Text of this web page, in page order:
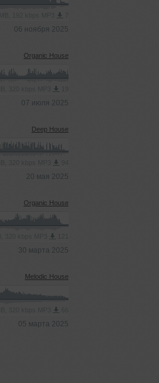
06 ноября 2025
Organic House
07 июля 2025
Deep House
20 мая 2025
Organic House
30 марта 2025
Melodic House
05 марта 2025